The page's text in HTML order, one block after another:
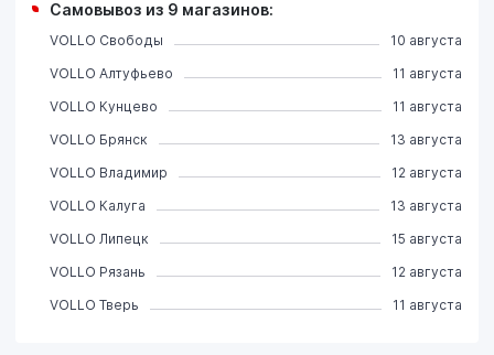
Самовывоз из 9 магазинов:
VOLLO Свободы
10 августа
VOLLO Алтуфьево
11 августа
VOLLO Кунцево
11 августа
VOLLO Брянск
13 августа
VOLLO Владимир
12 августа
VOLLO Калуга
13 августа
VOLLO Липецк
15 августа
VOLLO Рязань
12 августа
VOLLO Тверь
11 августа